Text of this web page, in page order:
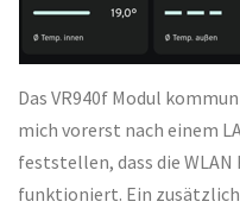
Das VR940f Modul
mich vorerst nach einem
feststellen, dass die
funktioniert. Ein